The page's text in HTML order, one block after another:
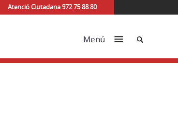
Atenció Ciutadana 972 75 88 80
Menú Cerca